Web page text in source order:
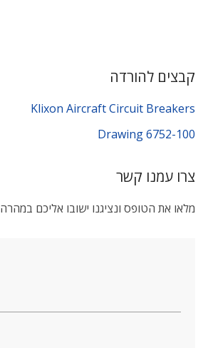
קבצים להורדה
Klixon Aircraft Circuit Breakers
6752-100 Drawing
צרו עמנו קשר
מלאו את הטופס ונציגנו ישובו אליכם במהרה